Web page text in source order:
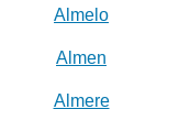
Almelo
Almen
Almere